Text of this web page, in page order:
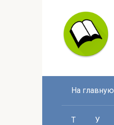
На главную
Т У